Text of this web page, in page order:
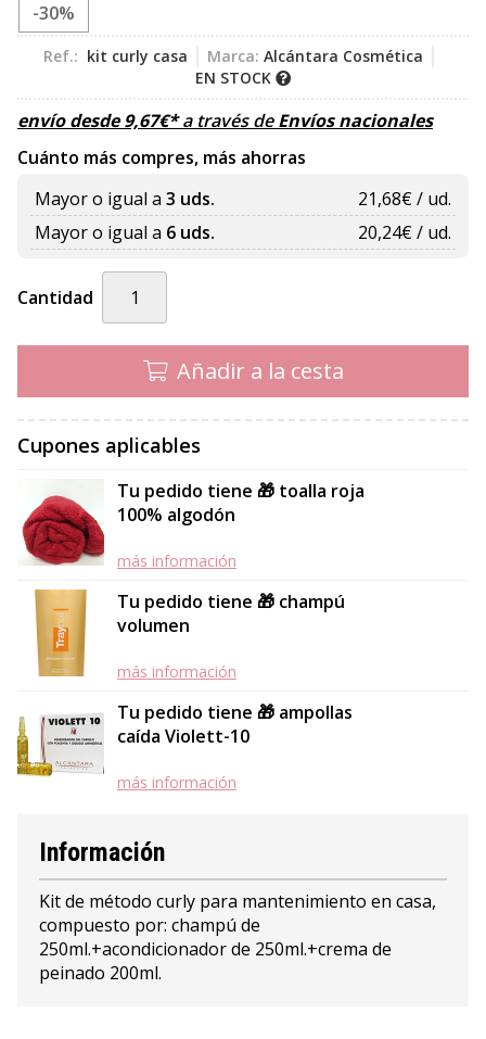
-30%
Ref.: kit curly casa Marca: Alcántara Cosmética
EN STOCK
envío desde9,67€*a través deEnvíos nacionales
Cuánto más compres, más ahorras
Mayor o igual a 3 uds. 21,68€ / ud.
Mayor o igual a 6 uds. 20,24€ / ud.
Cantidad
Añadir a la cesta
Cupones aplicables
Tu pedido tiene 🎁 toalla roja
100% algodón
más información
Tu pedido tiene 🎁 champú
volumen
más información
Tu pedido tiene 🎁 ampollas
caída Violett-10
más información
Información
Kit de método curly para mantenimiento en casa,
compuesto por: champú de
250ml.+acondicionador de 250ml.+crema de
peinado 200ml.